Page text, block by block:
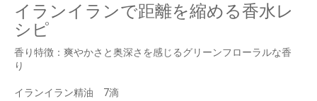
イランイランで距離を縮める香水レ
シピ
香り特徴：爽やかさと奥深さを感じるグリーンフローラルな香
り
イランイラン精油 7滴